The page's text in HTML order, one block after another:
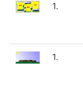
1.
1.